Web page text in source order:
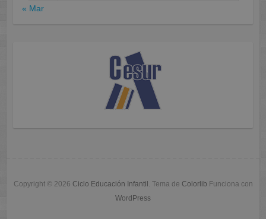
« Mar
Copyright © 2026 Ciclo Educación Infantil . Tema de Colorlib Funciona con
WordPress